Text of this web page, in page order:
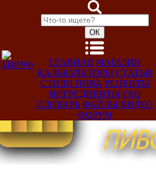
ГЛАВНАЯ МАГАЗИН
КАЛЬКУЛЯТОРЫ СТАТЬИ
СТИЛИ ПИВА РЕЦЕПТЫ
ИНГРЕДИЕНТЫ FAQ
СЛОВАРЬ ФАЙЛЫ ВИДЕО
ФОРУМ